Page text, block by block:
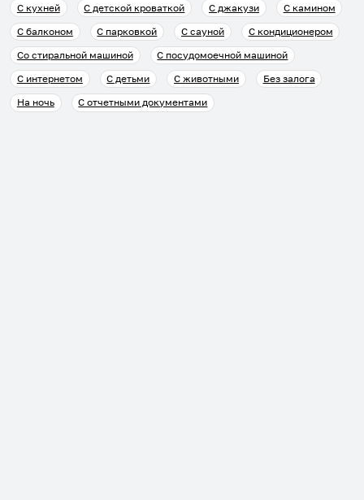
С кухней
С детской кроваткой С джакузи
С камином
С балконом
С парковкой С сауной
С кондиционером
Со стиральной машиной
С посудомоечной машиной
С интернетом
С детьми С животными
Без залога
На ночь
С отчетными документами